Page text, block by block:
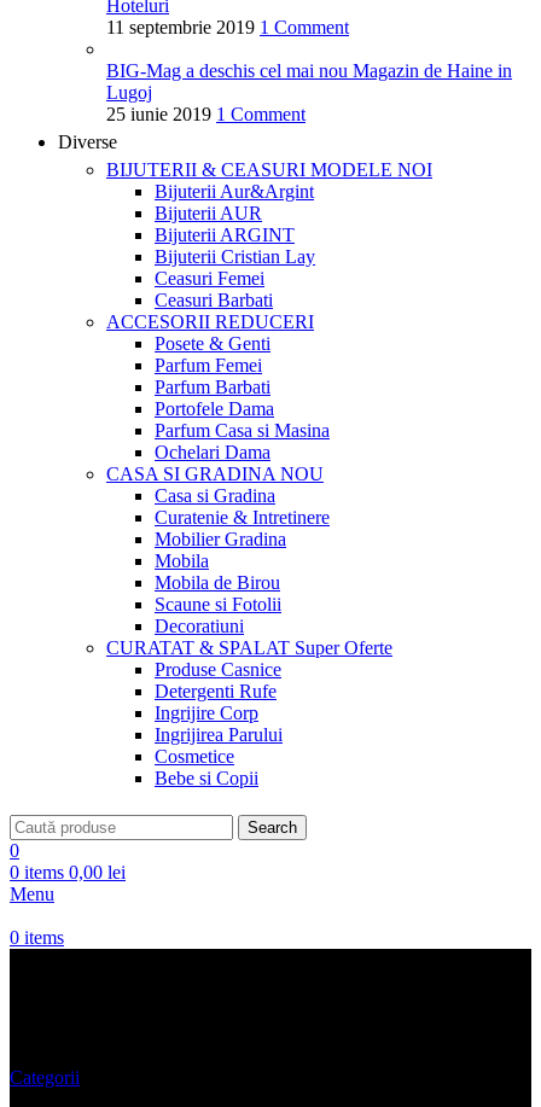
Hoteluri
11 septembrie 2019 1 Comment
BIG-Mag a deschis cel mai nou Magazin de Haine in
Lugoj
25 iunie 2019 1 Comment
Diverse
BIJUTERII & CEASURI MODELE NOI
Bijuterii Aur&Argint
Bijuterii AUR
Bijuterii ARGINT
Bijuterii Cristian Lay
Ceasuri Femei
Ceasuri Barbati
ACCESORII REDUCERI
Posete & Genti
Parfum Femei
Parfum Barbati
Portofele Dama
Parfum Casa si Masina
Ochelari Dama
CASA SI GRADINANOU
Casa si Gradina
Curatenie & Intretinere
Mobilier Gradina
Mobila
Mobila de Birou
Scaune si Fotolii
Decoratiuni
CURATAT & SPALAT Super Oferte
Produse Casnice
Detergenti Rufe
Ingrijire Corp
Ingrijirea Parului
Cosmetice
Bebe si Copii
Search
0
0 items 0,00 lei
Menu
0 items
Categorii